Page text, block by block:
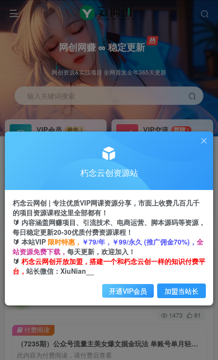
网创网赚 ∞ 稳定更新
网创资源&实战项目 全网首发全年365天更新
输入关键词搜索
VIP会员
抢先
VIP交流
群聊
研究探讨更多创业项目路子。
会员专属推广链接
四导航 导航
APP下载
GO
首页 创业课程 会员专属 正文
（7235期）公众号流量主美女爆文掘金玩法 单账
号单月轻松8000+利用AI轻松写出爆款文章
关注 私信
1473 81
（7235期）公众号流量主美女爆文掘金玩法 单账号单月轻松8000+利用AI轻松写出爆款文章
此内容为付费阅读，请付费后查看
付费阅读
朽念云创资源站
朽念云网创 | 专注优质VIP网课资源分享，市面上收费几百几千
的项目资源课程这里全部都有！
🔰 内容涵盖网赚项目、引流技术、电商运营、脚本源码等资源，
每日稳定更新20-30优质付费资源课程！
🔰 本站VIP 限时特惠， ￥79/年，￥99/永久 (推广佣金70%)， 全
站资源免费下载， 每天更新，欢迎加入！
🔰 朽念云网创开放加盟，搭建一个和朽念云创一样的知识付费平
台， 站长微信：XiuNian__
开通VIP会员 加盟当站长